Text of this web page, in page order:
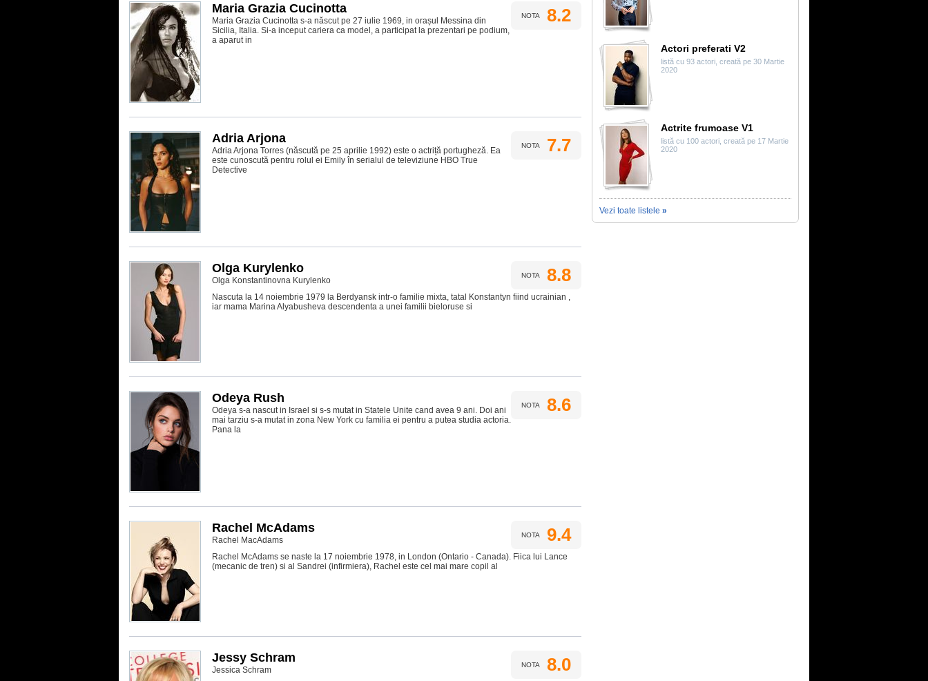
NOTA 8.2
Maria Grazia Cucinotta
Maria Grazia Cucinotta s-a născut pe 27 iulie 1969, in orașul Messina din
Sicilia, Italia. Si-a inceput cariera ca model, a participat la prezentari pe podium,
a aparut in
NOTA 7.7
Adria Arjona
Adria Arjona Torres (născută pe 25 aprilie 1992) este o actriță portugheză. Ea
este cunoscută pentru rolul ei Emily în serialul de televiziune HBO True
Detective
NOTA 8.8
Olga Kurylenko
Olga Konstantinovna Kurylenko
Nascuta la 14 noiembrie 1979 la Berdyansk intr-o familie mixta, tatal Konstantyn fiind ucrainian ,
iar mama Marina Alyabusheva descendenta a unei familii bieloruse si
NOTA 8.6
Odeya Rush
Odeya s-a nascut in Israel si s-s mutat in Statele Unite cand avea 9 ani. Doi ani
mai tarziu s-a mutat in zona New York cu familia ei pentru a putea studia actoria.
Pana la
NOTA 9.4
Rachel McAdams
Rachel MacAdams
Rachel McAdams se naste la 17 noiembrie 1978, in London (Ontario - Canada). Fiica lui Lance
(mecanic de tren) si al Sandrei (infirmiera), Rachel este cel mai mare copil al
NOTA 8.0
Jessy Schram
Jessica Schram
Actori preferati V2
listă cu 93 actori, creată pe 30 Martie
2020
Actrite frumoase V1
listă cu 100 actori, creată pe 17 Martie
2020
Vezi toate listele »